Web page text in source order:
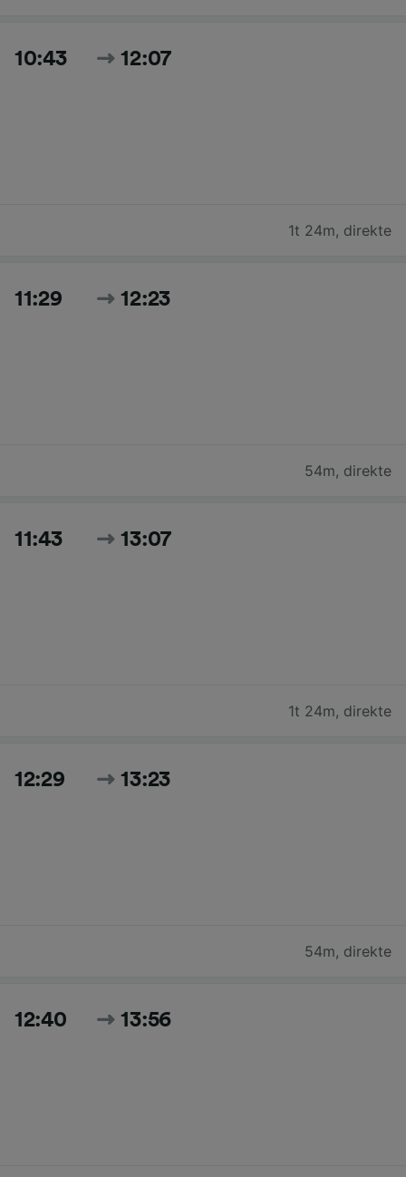
10:43 12:07
1t 24m, direkte
11:29 12:23
54m, direkte
11:43 13:07
1t 24m, direkte
12:29 13:23
54m, direkte
12:40 13:56